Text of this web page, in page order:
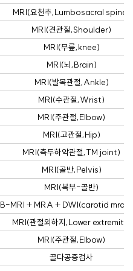
MRI(요천추,Lumbosacral spine)
MRI(견관절,Shoulder)
MRI(무릎,knee)
MRI(뇌,Brain)
MRI(발목관절,Ankle)
MRI(수관절,Wrist)
MRI(주관절,Elbow)
MRI(고관절,Hip)
MRI(측두하악관절,TM joint)
MRI(골반,Pelvis)
MRI(복부-골반)
B-MRI + MRA + DWI(carotid mra
MRI(관절외하지,Lower extremity)
MRI(주관절,Elbow)
골다공증검사